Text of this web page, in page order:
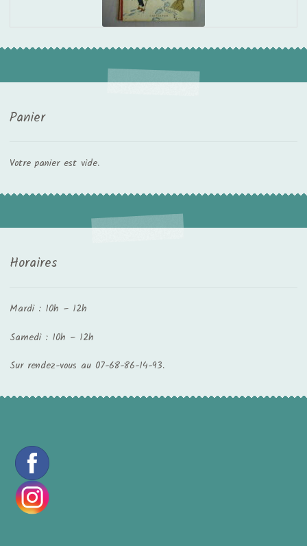
Panier
Votre panier est vide.
Horaires
Mardi : 10h – 12h
Samedi : 10h – 12h
Sur rendez-vous au 07-68-86-14-93.